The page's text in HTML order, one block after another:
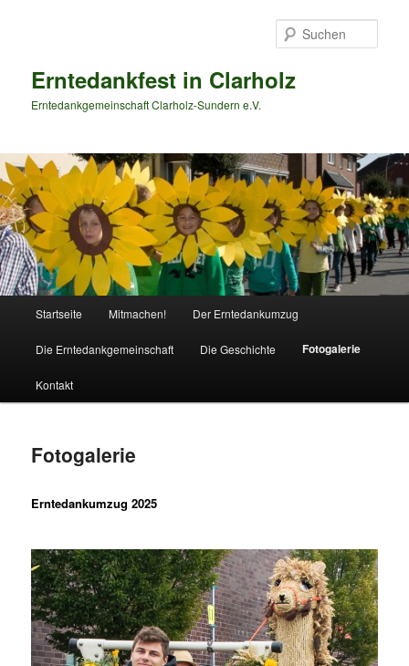
Erntedankfest in Clarholz
Erntedankgemeinschaft Clarholz-Sundern e.V.
Startseite Mitmachen! Der Erntedankumzug
Die Erntedankgemeinschaft Die Geschichte Fotogalerie
Kontakt
Fotogalerie
Erntedankumzug 2025